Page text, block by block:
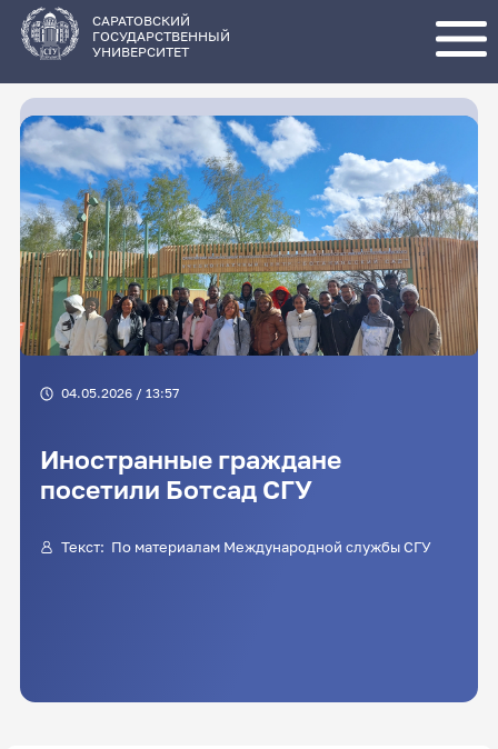
основному
содержанию
САРАТОВСКИЙ
ГОСУДАРСТВЕННЫЙ
УНИВЕРСИТЕТ
04.05.2026 / 13:57
Иностранные граждане
посетили Ботсад СГУ
Текст: По материалам Международной службы СГУ